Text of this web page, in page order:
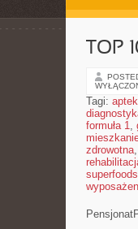
TOP
Tagi:
formuła 1,
zdrowotna,
superfoods